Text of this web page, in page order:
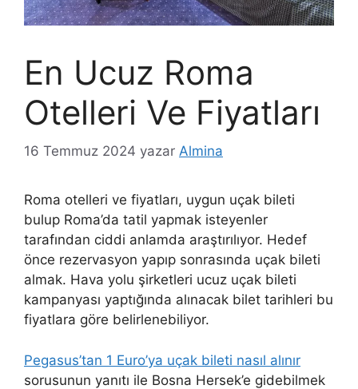
En Ucuz Roma
Otelleri Ve Fiyatları
16 Temmuz 2024 yazar Almina
Roma otelleri ve fiyatları, uygun uçak bileti
bulup Roma’da tatil yapmak isteyenler
tarafından ciddi anlamda araştırılıyor. Hedef
önce rezervasyon yapıp sonrasında uçak bileti
almak. Hava yolu şirketleri ucuz uçak bileti
kampanyası yaptığında alınacak bilet tarihleri bu
fiyatlara göre belirlenebiliyor.
Pegasus’tan 1 Euro’ya uçak bileti nasıl alınır
sorusunun yanıtı ile Bosna Hersek’e gidebilmek